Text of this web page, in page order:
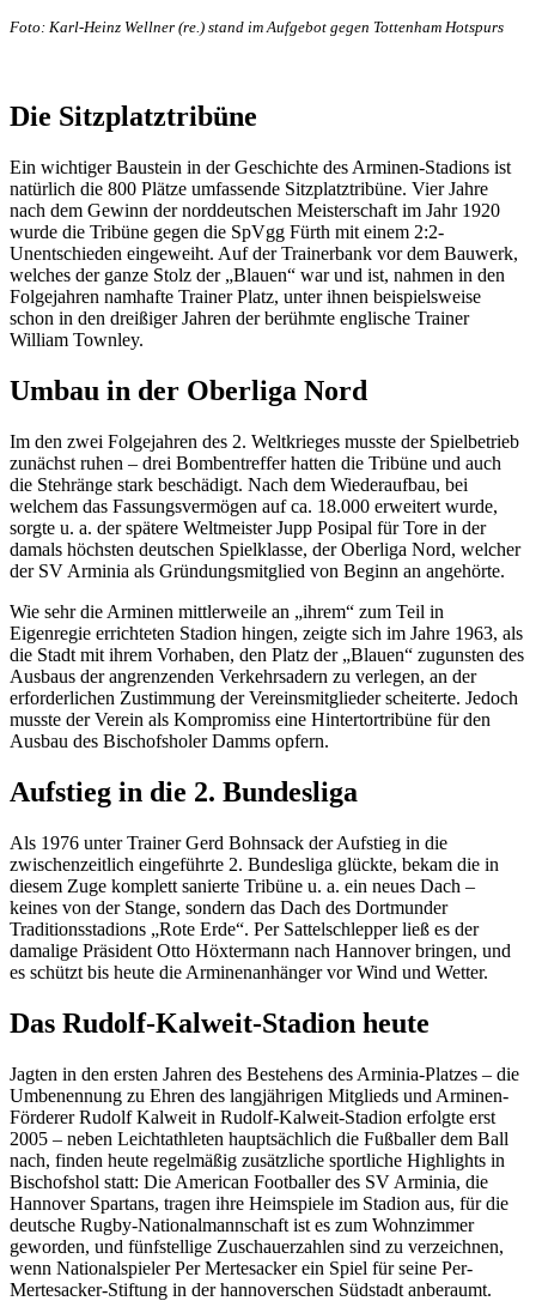
Foto: Karl-Heinz Wellner (re.) stand im Aufgebot gegen Tottenham Hotspurs
Die Sitzplatztribüne
Ein wichtiger Baustein in der Geschichte des Arminen-Stadions ist
natürlich die 800 Plätze umfassende Sitzplatztribüne. Vier Jahre
nach dem Gewinn der norddeutschen Meisterschaft im Jahr 1920
wurde die Tribüne gegen die SpVgg Fürth mit einem 2:2-
Unentschieden eingeweiht. Auf der Trainerbank vor dem Bauwerk,
welches der ganze Stolz der „Blauen“ war und ist, nahmen in den
Folgejahren namhafte Trainer Platz, unter ihnen beispielsweise
schon in den dreißiger Jahren der berühmte englische Trainer
William Townley.
Umbau in der Oberliga Nord
Im den zwei Folgejahren des 2. Weltkrieges musste der Spielbetrieb
zunächst ruhen – drei Bombentreffer hatten die Tribüne und auch
die Stehränge stark beschädigt. Nach dem Wiederaufbau, bei
welchem das Fassungsvermögen auf ca. 18.000 erweitert wurde,
sorgte u. a. der spätere Weltmeister Jupp Posipal für Tore in der
damals höchsten deutschen Spielklasse, der Oberliga Nord, welcher
der SV Arminia als Gründungsmitglied von Beginn an angehörte.
Wie sehr die Arminen mittlerweile an „ihrem“ zum Teil in
Eigenregie errichteten Stadion hingen, zeigte sich im Jahre 1963, als
die Stadt mit ihrem Vorhaben, den Platz der „Blauen“ zugunsten des
Ausbaus der angrenzenden Verkehrsadern zu verlegen, an der
erforderlichen Zustimmung der Vereinsmitglieder scheiterte. Jedoch
musste der Verein als Kompromiss eine Hintertortribüne für den
Ausbau des Bischofsholer Damms opfern.
Aufstieg in die 2. Bundesliga
Als 1976 unter Trainer Gerd Bohnsack der Aufstieg in die
zwischenzeitlich eingeführte 2. Bundesliga glückte, bekam die in
diesem Zuge komplett sanierte Tribüne u. a. ein neues Dach –
keines von der Stange, sondern das Dach des Dortmunder
Traditionsstadions „Rote Erde“. Per Sattelschlepper ließ es der
damalige Präsident Otto Höxtermann nach Hannover bringen, und
es schützt bis heute die Arminenanhänger vor Wind und Wetter.
Das Rudolf-Kalweit-Stadion heute
Jagten in den ersten Jahren des Bestehens des Arminia-Platzes – die
Umbenennung zu Ehren des langjährigen Mitglieds und Arminen-
Förderer Rudolf Kalweit in Rudolf-Kalweit-Stadion erfolgte erst
2005 – neben Leichtathleten hauptsächlich die Fußballer dem Ball
nach, finden heute regelmäßig zusätzliche sportliche Highlights in
Bischofshol statt: Die American Footballer des SV Arminia, die
Hannover Spartans, tragen ihre Heimspiele im Stadion aus, für die
deutsche Rugby-Nationalmannschaft ist es zum Wohnzimmer
geworden, und fünfstellige Zuschauerzahlen sind zu verzeichnen,
wenn Nationalspieler Per Mertesacker ein Spiel für seine Per-
Mertesacker-Stiftung in der hannoverschen Südstadt anberaumt.